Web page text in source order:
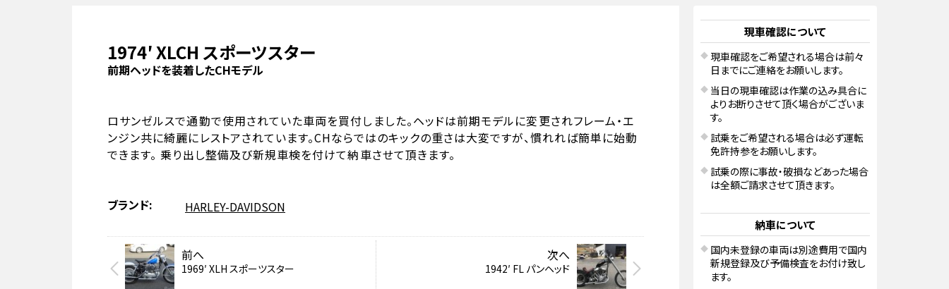
1974′ XLCH スポーツスター
前期ヘッドを装着したCHモデル
ロサンゼルスで通勤で使用されていた車両を買付しました。ヘッドは前期モデルに変更されフレーム・エ
ンジン共に綺麗にレストアされています。CHならではのキックの重さは大変ですが、慣れれば簡単に始動
できます。 乗り出し整備及び新規車検を付けて納車させて頂きます。
ブランド HARLEY-DAVIDSON
前へ
1969′ XLH スポーツスター
次へ
1942′ FL パンヘッド
現車確認について
現車確認をご希望される場合は前々
日までにご連絡をお願いします。
当日の現車確認は作業の込み具合に
よりお断りさせて頂く場合がございま
す。
試乗をご希望される場合は必ず運転
免許持参をお願いします。
試乗の際に事故・破損などあった場合
は全額ご請求させて頂きます。
納車について
国内未登録の車両は別途費用で国内
新規登録及び予備検査をお付け致し
ます。